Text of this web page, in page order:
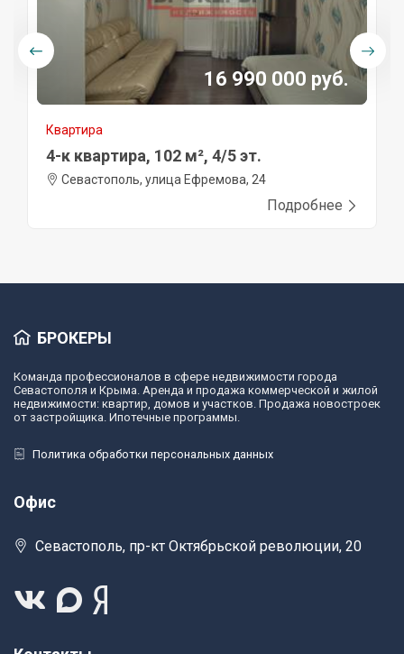
16 990 000 руб.
Квартира
4-к квартира, 102 м², 4/5 эт.
Севастополь, улица Ефремова, 24
Подробнее
БРОКЕРЫ
Команда профессионалов в сфере недвижимости города
Севастополя и Крыма. Аренда и продажа коммерческой и жилой
недвижимости: квартир, домов и участков. Продажа новостроек
от застройщика. Ипотечные программы.
Политика обработки персональных данных
Офис
Севастополь, пр-кт Октябрьской революции, 20